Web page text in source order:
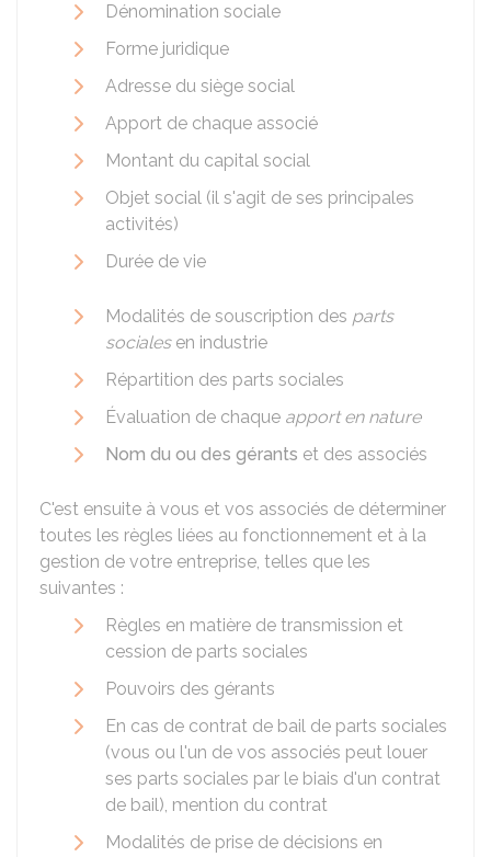
Dénomination sociale
Forme juridique
Adresse du siège social
Apport de chaque associé
Montant du capital social
Objet social (il s'agit de ses principales
activités)
Durée de vie
Modalités de souscription des parts
socialesen industrie
Répartition des parts sociales
Évaluation de chaque apport en nature
Nom du ou des gérants et des associés
C'est ensuite à vous et vos associés de déterminer
toutes les règles liées au fonctionnement et à la
gestion de votre entreprise, telles que les
suivantes :
Règles en matière de transmission et
cession de parts sociales
Pouvoirs des gérants
En cas de contrat de bail de parts sociales
(vous ou l'un de vos associés peut louer
ses parts sociales par le biais d'un contrat
de bail), mention du contrat
Modalités de prise de décisions en